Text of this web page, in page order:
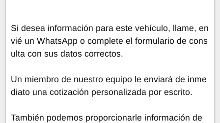
Si desea información para este vehículo, llame, en
vié un WhatsApp o complete el formulario de cons
ulta con sus datos correctos.
Un miembro de nuestro equipo le enviará de inme
diato una cotización personalizada por escrito.
También podemos proporcionarle información de